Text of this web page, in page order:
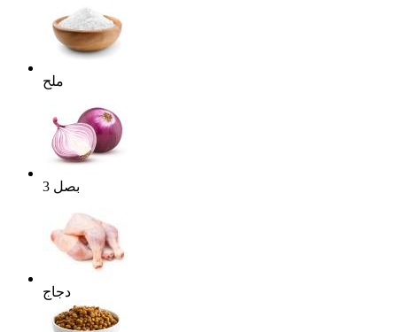
ملح
3 بصل
دجاج